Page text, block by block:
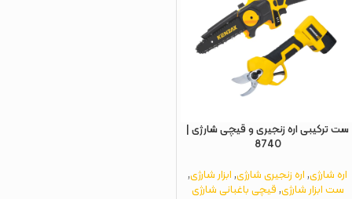
ست ترکیبی اره زنجیری و قیچی شارژی |
8740
اره شارژی,اره زنجیری شارژی,ابزار شارژی,
ست ابزار شارژی,قیچی باغبانی شارژی